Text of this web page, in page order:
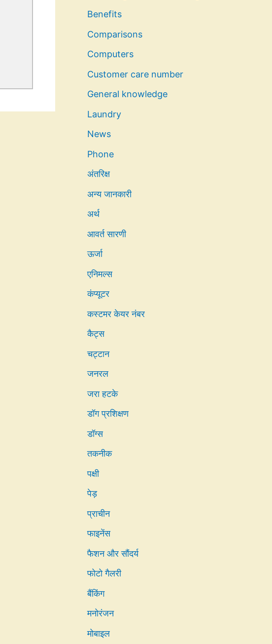
Benefits
Comparisons
Computers
Customer care number
General knowledge
Laundry
News
Phone
अंतरिक्ष
अन्य जानकारी
अर्थ
आवर्त सारणी
ऊर्जा
एनिमल्स
कंप्यूटर
कस्टमर केयर नंबर
कैट्स
चट्टान
जनरल
जरा हटके
डॉग प्रशिक्षण
डॉग्स
तकनीक
पक्षी
पेड़
प्राचीन
फाइनेंस
फैशन और सौंदर्य
फोटो गैलरी
बैंकिंग
मनोरंजन
मोबाइल